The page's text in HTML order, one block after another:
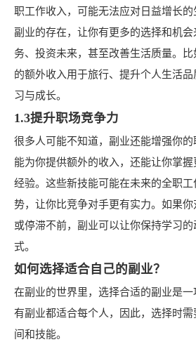
职工作收入，可能无法应对日益增长的
副业的存在，让你有更多的选择和机
务、投资未来，甚至改善生活质量。
的额外收入用于旅行、提升个人生活
习与成长。
1.3提升职场竞争力
很多人可能不知道，副业还能增强你
能为你提供额外的收入，还能让你掌
经验。这些新技能可能在未来的全职
势，让你比竞争对手更有实力。如果
或停滞不前，副业可以让你保持学习
式。
如何选择适合自己的副业？
在副业的世界里，选择合适的副业是
有副业都适合每个人，因此，选择时
间和技能。